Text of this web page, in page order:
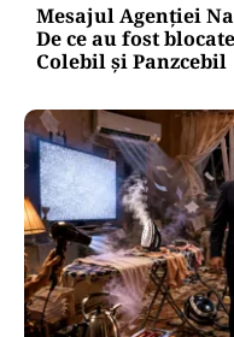
Mesajul Agenției
De ce au fost
Colebil și Panzcebil